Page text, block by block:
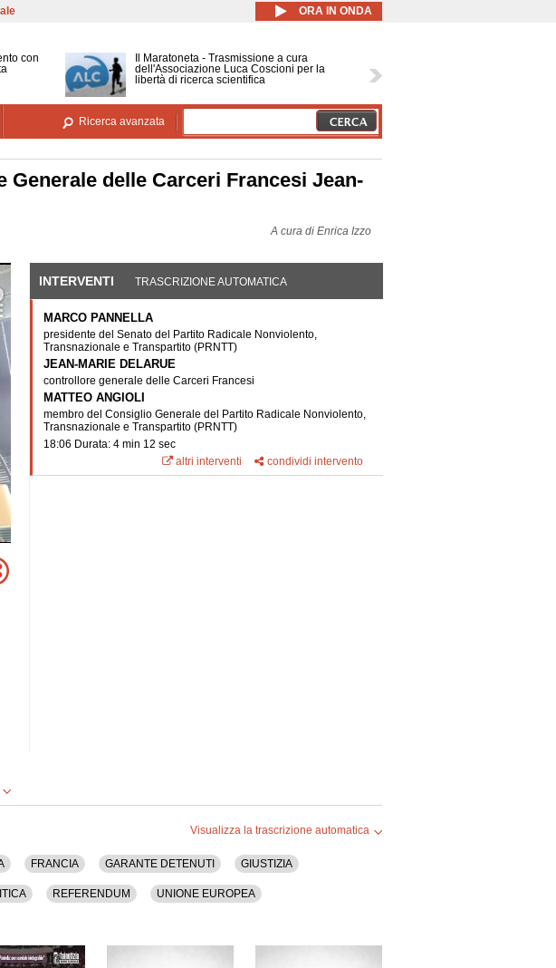
principale ORA IN ONDA
con
Il Maratoneta - Trasmissione a cura
dell'Associazione Luca Coscioni per la
libertà di ricerca scientifica
Ricerca avanzata
delle Carceri Francesi Jean-
A cura di Enrica Izzo
INTERVENTI (SCHEDA ATTIVA)
TRASCRIZIONE AUTOMATICA
MARCO PANNELLA
presidente del Senato del Partito Radicale Nonviolento,
Transnazionale e Transpartito (PRNTT)
JEAN-MARIE DELARUE
controllore generale delle Carceri Francesi
MATTEO ANGIOLI
membro del Consiglio Generale del Partito Radicale Nonviolento,
Transnazionale e Transpartito (PRNTT)
18:06 Durata: 4 min 12 sec
altri interventi
condividi intervento
Visualizza la trascrizione automatica
FRANCIA GARANTE DETENUTI GIUSTIZIA
REFERENDUM UNIONE EUROPEA